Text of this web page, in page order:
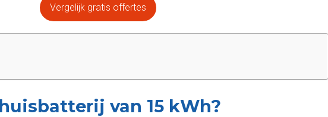
Vergelijk gratis offertes
van 15 kWh?